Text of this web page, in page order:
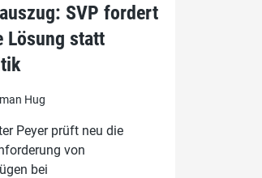
SVP fordert
Lösung statt
Hug
Peyer prüft neu die
von
bei